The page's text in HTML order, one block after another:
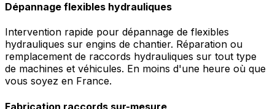
Dépannage flexibles hydrauliques
Intervention rapide pour dépannage de flexibles
hydrauliques sur engins de chantier. Réparation ou
remplacement de raccords hydrauliques sur tout type
de machines et véhicules. En moins d'une heure où que
vous soyez en France.
Fabrication raccords sur-mesure